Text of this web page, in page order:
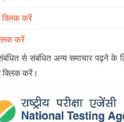
क्लिक करें
करें
से संबंधित से संबंधित अन्य समाचार
करें।